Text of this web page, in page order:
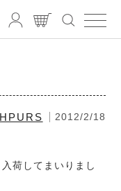
2012/2/18
荷してまいりまし